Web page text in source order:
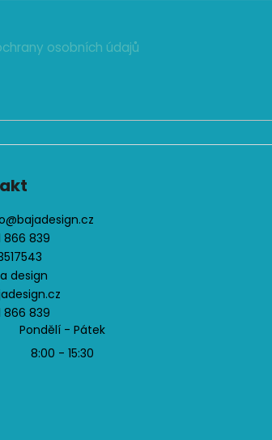
osobních údajů
@bajadesign.cz
866 839
design
866 839
Pondělí - Pátek
8:00 - 15:30